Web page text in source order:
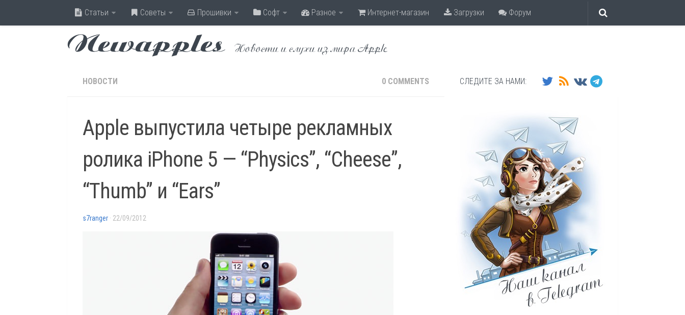
Статьи Советы Прошивки Софт Разное Интернет-магазин Загрузки Форум
Newapples Новости и слухи из мира Apple
НОВОСТИ 0 COMMENTS
Apple выпустила четыре рекламных
ролика iPhone 5 — “Physics”, “Cheese”,
“Thumb” и “Ears”
s7ranger · 22/09/2012
СЛЕДИТЕ ЗА НАМИ: